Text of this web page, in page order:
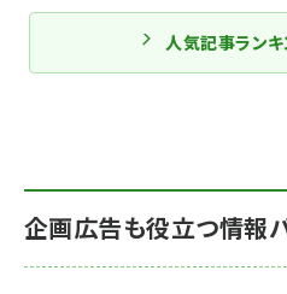
人気記事ランキ
企画広告も役立つ情報バ